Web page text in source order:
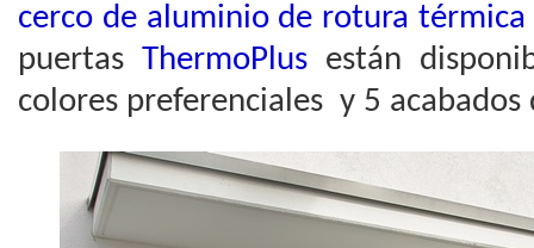
cerco de aluminio de rotura
puertas ThermoPlus están
colores preferenciales y 5 acabados